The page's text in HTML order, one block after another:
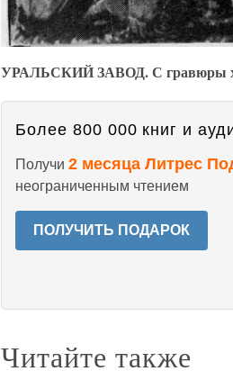
УРАЛЬСКИЙ ЗАВОД. С гравюры
Более 800 000 книг и
Получи 2 месяца Литрес
неограниченным чтением
ПОЛУЧИТЬ ПОДАРОК
Читайте также